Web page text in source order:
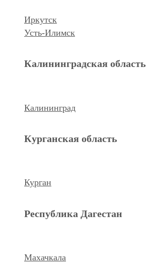
Иркутск
Усть-Илимск
Калининградская область
Калининград
Курганская область
Курган
Республика Дагестан
Махачкала